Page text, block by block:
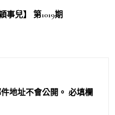
兒】 第1019期
地址不會公開。 必填欄